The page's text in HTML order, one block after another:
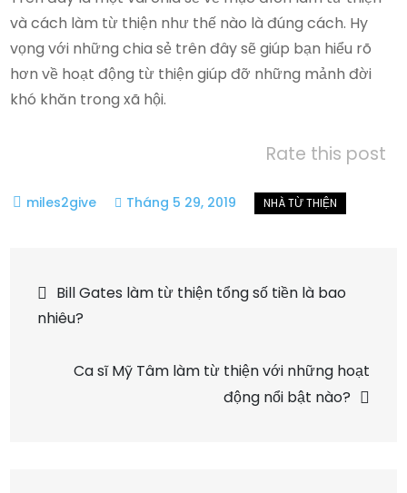
và cách làm từ thiện như thế nào là đúng cách. Hy
vọng với những chia sẻ trên đây sẽ giúp bạn hiểu rõ
hơn về hoạt động từ thiện giúp đỡ những mảnh đời
khó khăn trong xã hội.
Rate this post
Tháng 5 29, 2019
Điều
hướng
Bill Gates làm từ thiện tổng số tiền là bao
nhiêu?
Ca sĩ Mỹ Tâm làm từ thiện với những hoạt
động nổi bật nào?